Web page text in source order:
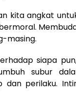
kita angkat
masing.
siapa
subur
dan perilaku.